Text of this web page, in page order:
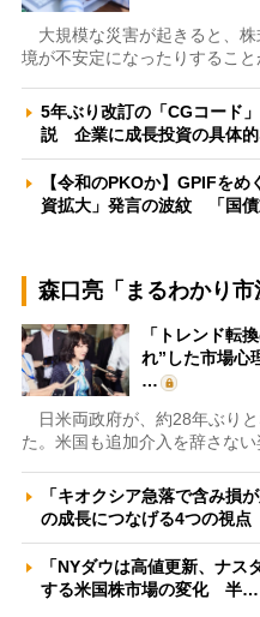
大規模な災害が起きると、
境が不安定になったりするこ
5年ぶり改訂の「CGコード
説 企業に成長投資の具体
【令和のPKOか】GPIFを
資拡大」発言の波紋 「国
森口亮「まるわかり市
「トレンド転
れ”した市場心
…
日米両政府が、約28年ぶり
た。米国も追加介入を辞さな
「キオクシア急落で含み損
の成長につなげる4つの視
「NYダウは高値更新、ナ
する米国株市場の変化 半…